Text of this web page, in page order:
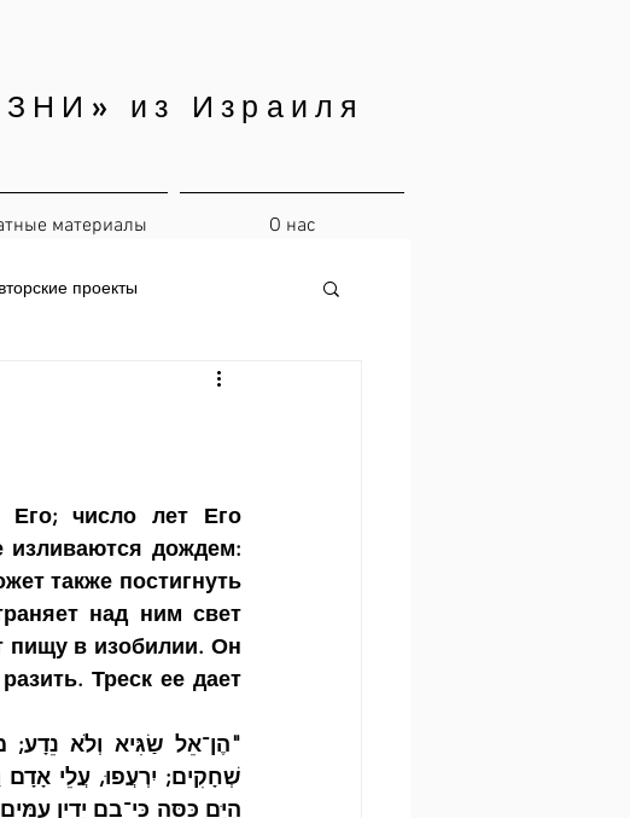
из Израиля
материалы О нас
проекты
число лет Его
изливаются дождем:
также постигнуть
над ним свет
пищу в изобилии. Он
Треск ее дает